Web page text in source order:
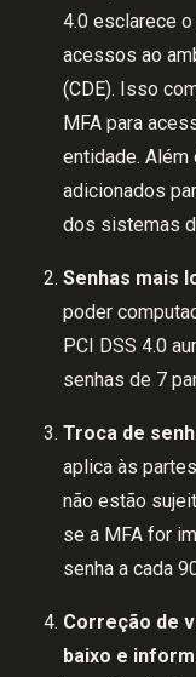
4.0 esclarece
acessos ao
(CDE). Isso
MFA para
entidade.
adicionados
dos sistemas
Senhas mais
poder
PCI DSS 4.0
senhas de 7
Troca de
aplica às
não estão
se a MFA for
senha a cada
Correção de
baixo e